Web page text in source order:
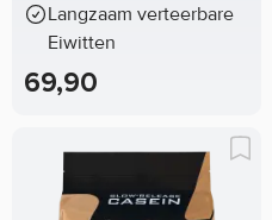
Langzaam verteerbare
Eiwitten
69,90